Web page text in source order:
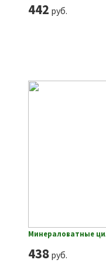
442 руб.
Минераловатные
438руб.